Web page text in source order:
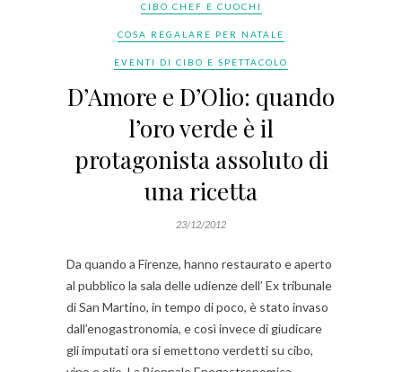
CIBO CHEF E CUOCHI
COSA REGALARE PER NATALE
EVENTI DI CIBO E SPETTACOLO
D’Amore e D’Olio: quando
l’oro verde è il
protagonista assoluto di
una ricetta
23/12/2012
Da quando a Firenze, hanno restaurato e aperto
al pubblico la sala delle udienze dell’ Ex tribunale
di San Martino, in tempo di poco, è stato invaso
dall’enogastronomia, e così invece di giudicare
gli imputati ora si emettono verdetti su cibo,